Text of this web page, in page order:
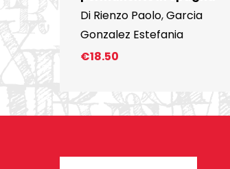
Di Rienzo Paolo,Garcia
Gonzalez Estefania
€18.50